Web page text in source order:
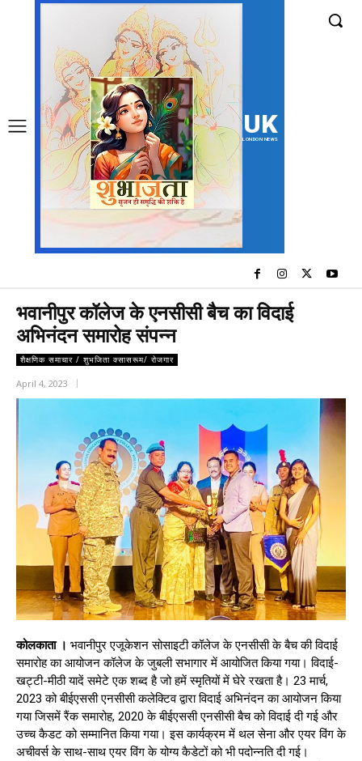
UK
LONDON NEWS
भवानीपुर कॉलेज के एनसीसी बैच का विदाई
अभिनंदन समारोह संपन्न
शैक्षणिक समाचार / शुभजिता क्सासरूम/ रोजगार
April 4, 2023
कोलकाता । भवानीपुर एजूकेशन सोसाइटी कॉलेज के एनसीसी के बैच की विदाई
समारोह का आयोजन कॉलेज के जुबली सभागार में आयोजित किया गया। विदाई-
खट्टी-मीठी यादें समेटे एक शब्द है जो हमें स्मृतियों में घेरे रखता है। 23 मार्च,
2023 को बीईएससी एनसीसी कलेक्टिव द्वारा विदाई अभिनंदन का आयोजन किया
गया जिसमें रैंक समारोह, 2020 के बीईएससी एनसीसी बैच को विदाई दी गई और
उच्च कैडट को सम्मानित किया गया। इस कार्यक्रम में थल सेना और एयर विंग के
अचीवर्स के साथ-साथ एयर विंग के योग्य कैडेटों को भी पदोन्नति दी गई।